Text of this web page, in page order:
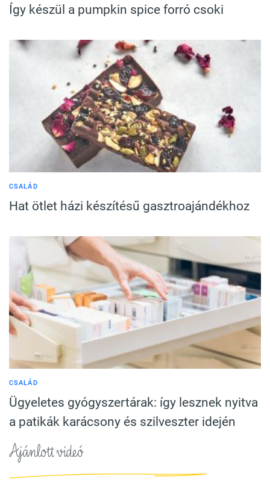
Így készül a pumpkin spice forró csoki
CSALÁD
Hat ötlet házi készítésű gasztroajándékhoz
CSALÁD
Ügyeletes gyógyszertárak: így lesznek nyitva
a patikák karácsony és szilveszter idején
Ajánlott videó